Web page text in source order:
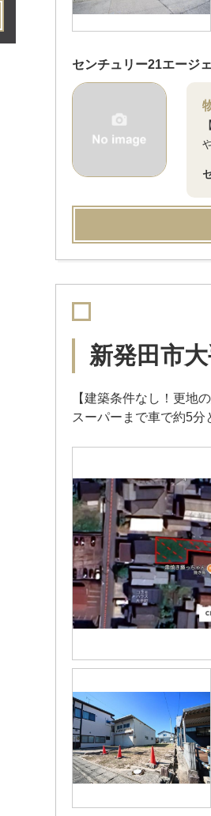
センチュリー21エージ
新発田市
【建築条件なし！更
スーパーまで車で約5分